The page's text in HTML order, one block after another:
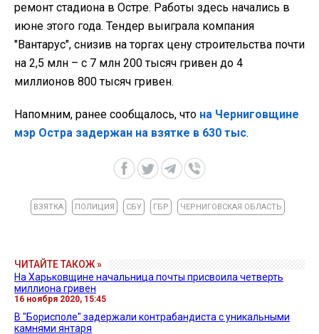
ремонт стадиона в Остре. Работы здесь начались в
июне этого года. Тендер выиграла компания
"Вантарус", снизив на торгах цену строительства почти
на 2,5 млн – с 7 млн 200 тысяч гривен до 4
миллионов 800 тысяч гривен.
Напомним, ранее сообщалось, что на Черниговщине
мэр Остра задержан на взятке в 630 тыс.
ВЗЯТКА ПОЛИЦИЯ СБУ ГБР ЧЕРНИГОВСКАЯ ОБЛАСТЬ
ЧИТАЙТЕ ТАКОЖ »
На Харьковщине начальница почты присвоила четверть
миллиона гривен
16 ноября 2020, 15:45
В "Борисполе" задержали контрабандиста с уникальными
камнями янтаря